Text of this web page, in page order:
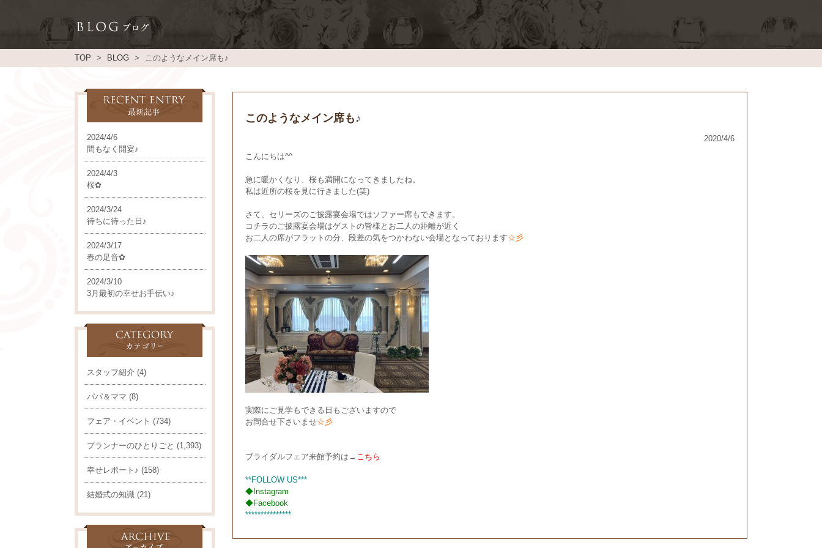
TOP BLOG このようなメイン席も♪
2024/4/6
間もなく開宴♪
2024/4/3
桜✿
2024/3/24
待ちに待った日♪
2024/3/17
春の足音✿
2024/3/10
3月最初の幸せお手伝い♪
スタッフ紹介 (4)
パパ＆ママ (8)
フェア・イベント (734)
プランナーのひとりごと (1,393)
幸せレポート♪ (158)
結婚式の知識 (21)
このようなメイン席も♪
2020/4/6
こんにちは^^
急に暖かくなり、桜も満開になってきましたね。
私は近所の桜を見に行きました(笑)
さて、セリーズのご披露宴会場ではソファー席もできます。
コチラのご披露宴会場はゲストの皆様とお二人の距離が近く
お二人の席がフラットの分、段差の気をつかわない会場となっております☆彡
実際にご見学もできる日もございますので
お問合せ下さいませ☆彡
ブライダルフェア来館予約は→ こちら
**FOLLOW US***
◆ Instagram
◆Facebook
***************